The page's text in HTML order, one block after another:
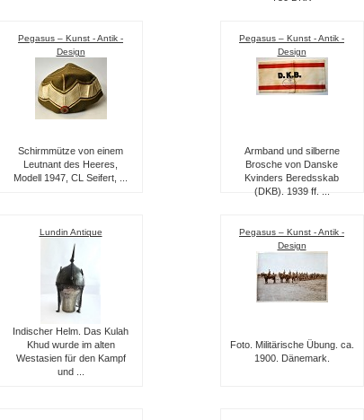
Pegasus – Kunst - Antik -
Design
Schirmmütze von einem
Leutnant des Heeres,
Modell 1947, CL Seifert, ...
Pegasus – Kunst - Antik -
Design
Armband und silberne
Brosche von Danske
Kvinders Beredsskab
(DKB). 1939 ff. ...
Lundin Antique
Indischer Helm. Das Kulah
Khud wurde im alten
Westasien für den Kampf
und ...
Pegasus – Kunst - Antik -
Design
Foto. Militärische Übung. ca.
1900. Dänemark.